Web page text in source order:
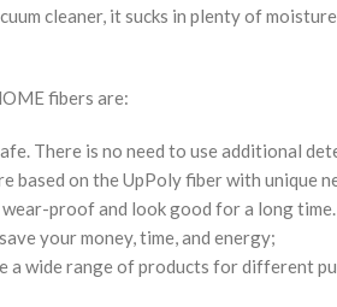
cleaner, it sucks in plenty of
fibers are:
There is no need to use additional
based on the UpPoly fiber with unique
proof and look good for a long
your money, time, and energy;
a wide range of products for different